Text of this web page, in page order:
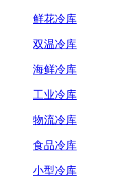
鲜花冷库
双温冷库
海鲜冷库
工业冷库
物流冷库
食品冷库
小型冷库